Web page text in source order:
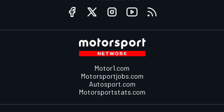
Motor1.com
Motorsportjobs.com
Autosport.com
Motorsportstats.com